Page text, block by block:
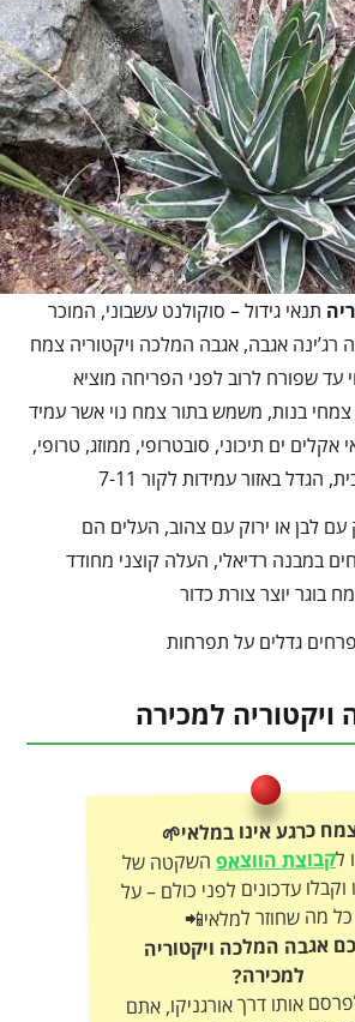
תנאי גידול – סוקולנט עשבוני, המוכר
רג’ינה אגבה, אגבה המלכה ויקטוריה צמח
עד שפורח לרוב לפני הפריחה מוציא
בנות, משמש בתור צמח נוי אשר עמיד
אקלים ים תיכוני, סובטרופי, ממוזג, טרופי,
הגדל באזור עמידות לקור 7-11
עם לבן או ירוק עם צהוב, העלים הם
במבנה רדיאלי, העלה קוצני מחודד
בוגר יוצר צורת כדור
גדלים על תפרחות
למכירה
כרגע אינו במלאי🌱
לקבוצת הווצאפהשקטה של
אורגניקו וקבלו עדכונים לפני כולם – על
כל מה שחוזר למלאי📲
אגבה המלכה ויקטוריה
למכירה?
אותו דרך אורגניקו, אתם
המחיר ואנחנו נעזור בפרסום